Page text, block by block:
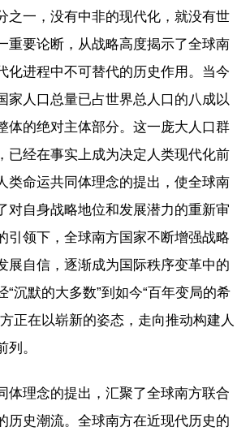
之一，没有中非的现代化，就没有世
重要论断，从战略高度揭示了全球南
化进程中不可替代的历史作用。当今
家人口总量已占世界总人口的八成以
体的绝对主体部分。这一庞大人口群
已经在事实上成为决定人类现代化前
类命运共同体理念的提出，使全球南
对自身战略地位和发展潜力的重新审
引领下，全球南方国家不断增强战略
展自信，逐渐成为国际秩序变革中的
“沉默的大多数”到如今“百年变局的希
正在以崭新的姿态，走向推动构建人
。
体理念的提出，汇聚了全球南方联合
历史潮流。全球南方在近现代历史的